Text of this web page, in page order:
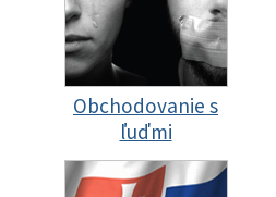
Obchodovanie s
ľuďmi